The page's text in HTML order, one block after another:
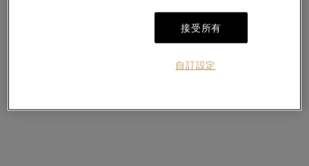
接受所有
自訂設定